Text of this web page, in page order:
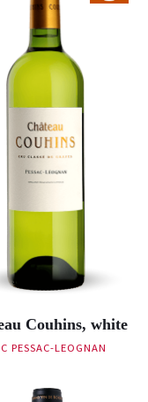
Couhins, white
PESSAC-LEOGNAN